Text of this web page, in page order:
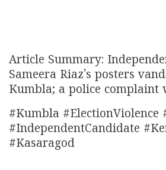
Article Summary:
Sameera Riaz's posters
Kumbla; a police complaint
#Kumbla #ElectionViolence
#IndependentCandidate
#Kasaragod